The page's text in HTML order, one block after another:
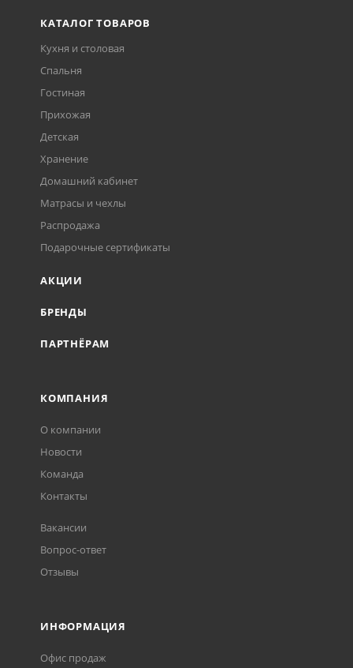
КАТАЛОГ ТОВАРОВ
Кухня и столовая
Спальня
Гостиная
Прихожая
Детская
Хранение
Домашний кабинет
Матрасы и чехлы
Распродажа
Подарочные сертификаты
АКЦИИ
БРЕНДЫ
ПАРТНЁРАМ
КОМПАНИЯ
О компании
Новости
Команда
Контакты
Вакансии
Вопрос-ответ
Отзывы
ИНФОРМАЦИЯ
Офис продаж